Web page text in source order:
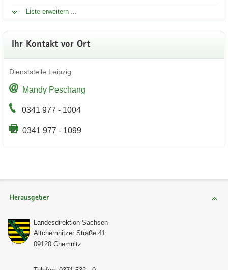
Liste er­wei­tern ...
Ihr Kon­takt vor Ort
Dienst­stel­le Leip­zig
Mandy Peschang
0341 977 - 1004
0341 977 - 1099
Herausgeber
Lan­des­di­rek­ti­on Sach­sen
Alt­chem­nit­zer Stra­ße 41
09120 Chem­nitz